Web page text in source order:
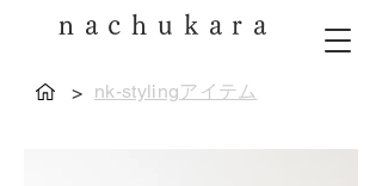
nachukara
> nk-stylingアイテム